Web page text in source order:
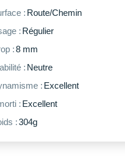
: Route/Chemin
: Régulier
:8 mm
: Neutre
: Excellent
: Excellent
:304g
les accessoires